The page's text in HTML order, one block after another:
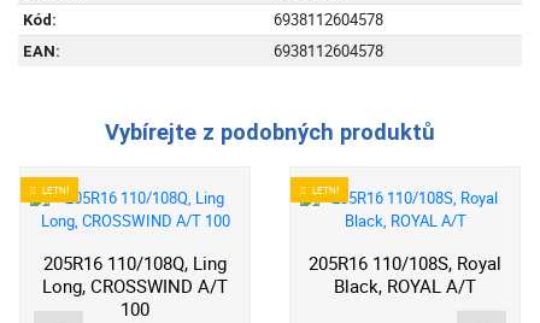
Kód: 6938112604578
EAN: 6938112604578
Vybírejte z podobných produktů
LETNÍ
205R16 110/108Q, Ling
Long, CROSSWIND A/T
100
LETNÍ
205R16 110/108S, Royal
Black, ROYAL A/T